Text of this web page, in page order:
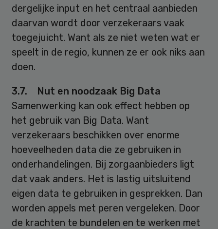
dergelijke input en het centraal aanbieden
daarvan wordt door verzekeraars vaak
toegejuicht. Want als ze niet weten wat er
speelt in de regio, kunnen ze er ook niks aan
doen.
3.7. Nut en noodzaak Big Data
Samenwerking kan ook effect hebben op
het gebruik van Big Data. Want
verzekeraars beschikken over enorme
hoeveelheden data die ze gebruiken in
onderhandelingen. Bij zorgaanbieders ligt
dat vaak anders. Het is lastig uitsluitend
eigen data te gebruiken in gesprekken. Dan
worden appels met peren vergeleken. Door
de krachten te bundelen en te werken met